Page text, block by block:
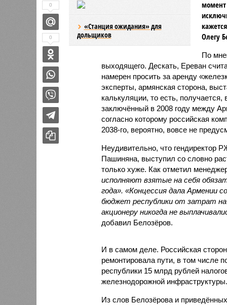
«Станция ожидания» для
дольщиков
момент
Олегу
По
выходящего. Дескать, Ереван
намерен просить за аренду
эксперты, армянская сторона,
калькуляции, то есть,
заключённый в 2008 году между
согласно которому российская
2038-го, вероятно, вовсе не
Неудивительно, что гендиректор
Пашиняна, выступил со словно
только хуже. Как отметил
исполняют взятые на себя
года». «Концессия дала Армении
бюджет республики от затрат на
акционеру никогда не
добавил Белозёров.
И в самом деле. Российская
ремонтировала пути, в том числе
республики 15 млрд рублей
железнодорожной инфраструктуры.
Из слов Белозёрова и
0
0